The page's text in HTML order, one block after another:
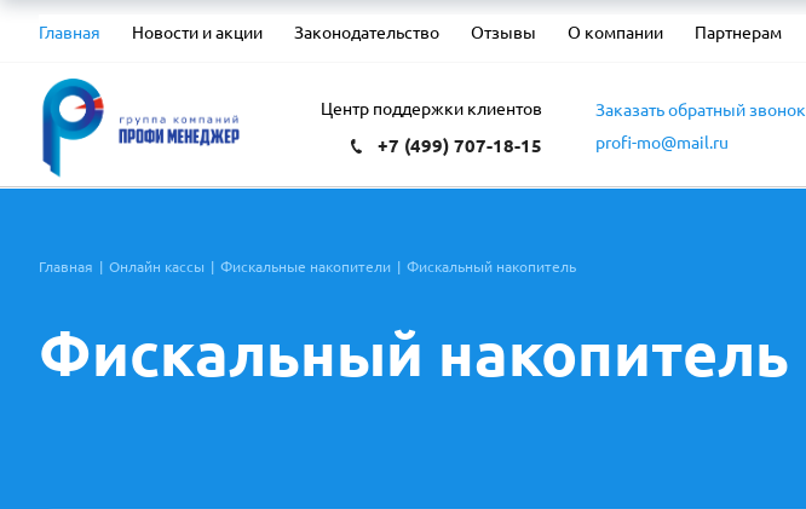
Главная Новости и акции Законодательство Отзывы О компании Партнерам
Центр поддержки клиентов
+7 (499) 707-18-15
Заказать обратный звонок
profi-mo@mail.ru
Главная | Онлайн кассы | Фискальные накопители | Фискальный накопитель
Фискальный накопитель